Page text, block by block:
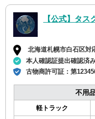
【公式】タス
北海道札幌市白石区対
本人確認証提出確認済
古物商許可証：第
不用
軽トラック